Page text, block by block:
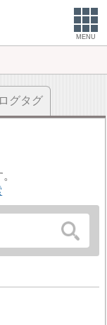
MENU
グタグ